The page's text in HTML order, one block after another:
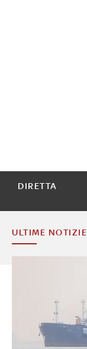
DIRETTA
ULTIME NOTIZIE